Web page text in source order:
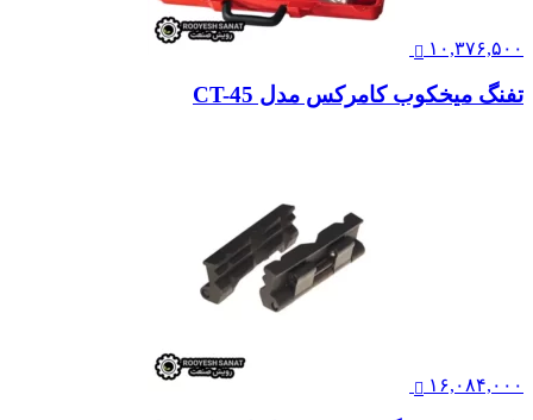
۱۰,۳۷۶,۵۰۰
تفنگ میخکوب کامرکس مدل CT-45
۱۶,۰۸۴,۰۰۰